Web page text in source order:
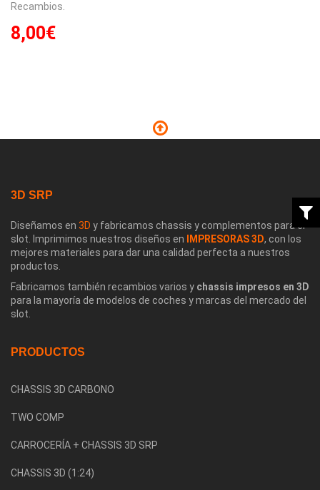
Recambios.
8,00€
3D SRP
Diseñamos en 3D y fabricamos chassis y complementos para el
slot. Imprimimos nuestros diseños en
IMPRESORAS 3D, con los
mejores materiales para dar una calidad perfecta a nuestros
productos.
Fabricamos también recambios varios y chassis impresos en 3D
para la mayoría de modelos de coches y marcas del mercado del
slot.
PRODUCTOS
CHASSIS 3D CARBONO
TWO COMP
CARROCERÍA + CHASSIS 3D SRP
CHASSIS 3D (1:24)